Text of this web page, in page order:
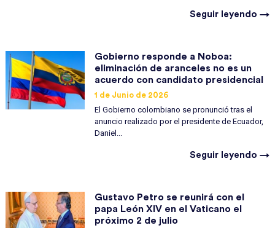
Seguir leyendo →
Gobierno responde a Noboa:
eliminación de aranceles no es un
acuerdo con candidato presidencial
1 de Junio de 2026
El Gobierno colombiano se pronunció tras el
anuncio realizado por el presidente de Ecuador,
Daniel...
Seguir leyendo →
Gustavo Petro se reunirá con el
papa León XIV en el Vaticano el
próximo 2 de julio